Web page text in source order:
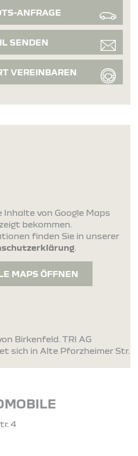
ANFRAGE
SENDEN
VEREINBAREN
Inhalte von Google Maps
bekommen.
finden Sie in unserer
.
MAPS ÖFFNEN
Birkenfeld. TRI AG
sich in Alte Pforzheimer Str.
4